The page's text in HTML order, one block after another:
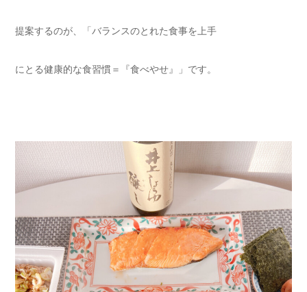
提案するのが、「バランスのとれた食事を上手
にとる健康的な食習慣＝『食べやせ』」です。